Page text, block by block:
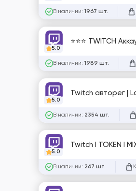
В наличии: 1967 шт.
5.0
⭐⭐⭐ TWITCH
В наличии: 1989 шт.
5.0
Twitch авторег |
В наличии: 2354 шт.
5.0
Twitch I TOKEN I
В наличии: 267 шт.